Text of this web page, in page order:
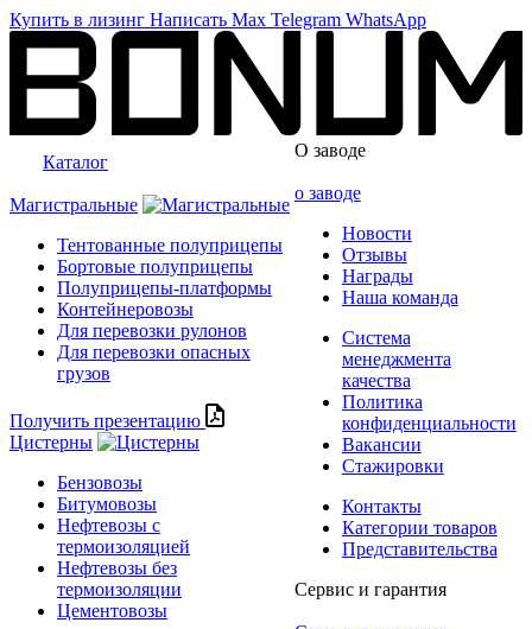
Купить в лизинг Написать Max Telegram WhatsApp
Каталог
Магистральные
Тентованные полуприцепы
Бортовые полуприцепы
Полуприцепы-платформы
Контейнеровозы
Для перевозки рулонов
Для перевозки опасных
грузов
Получить презентацию
Цистерны
Бензовозы
Битумовозы
Нефтевозы с
термоизоляцией
Нефтевозы без
термоизоляции
Цементовозы
О заводе
о заводе
Новости
Отзывы
Награды
Наша команда
Система
менеджмента
качества
Политика
конфиденциальности
Вакансии
Стажировки
Контакты
Категории товаров
Представительства
Сервис и гарантия